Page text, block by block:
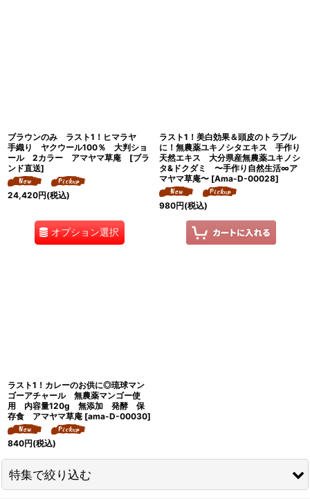
ブラウンのみ ラスト1！ヒマラヤ
手織り ヤクウール100％ 大判ショ
ール 2カラー アマヤマ草庵 [ブラ
ンド直送]
24,420円(税込)
オプション選択
ラスト1！美白効果＆頭皮のトラブル
に！無農薬ユキノシタエキス 手作り
天然エキス 大分県産無農薬ユキノシ
タ&ドクダミ 〜手作り自然生活∞ア
マヤマ草庵〜 [Ama-D-00028]
980円(税込)
ラスト1！カレーのお供に◎琉球マン
ゴーアチャール 無農薬マンゴー使
用 内容量120g 無添加 発酵 保
存食 アマヤマ草庵 [ama-D-00030]
840円(税込)
特集で絞り込む